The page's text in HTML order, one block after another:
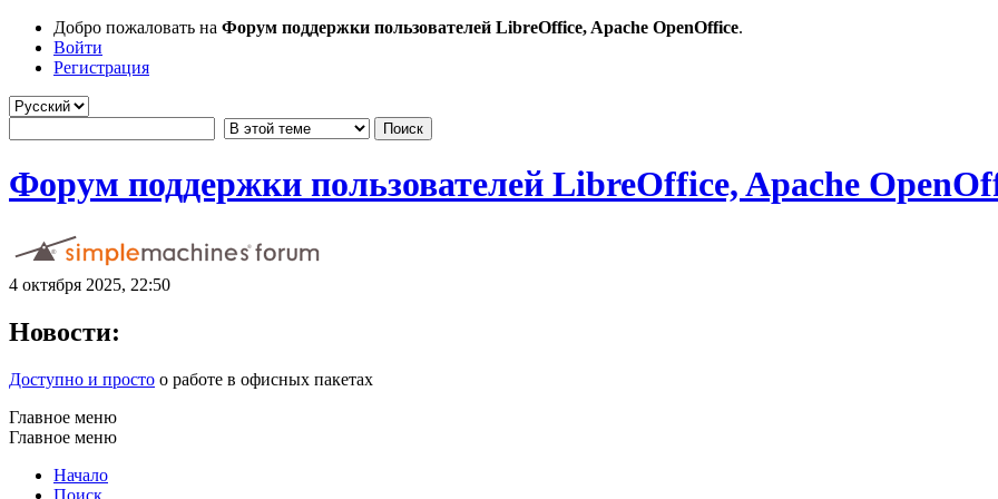
Добро пожаловать на Форум поддержки пользователей LibreOffice, Apache OpenOffice.
Войти
Регистрация
Форум поддержки пользователей LibreOffice, Apache
4 октября 2025, 22:50
Новости:
Доступно и просто о работе в офисных пакетах
Главное меню
Главное меню
Начало
Поиск